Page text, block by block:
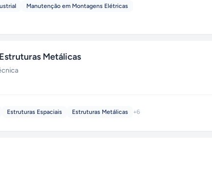
Manutenção em Montagens Elétricas
Metálicas
Estruturas Espaciais Estruturas Metálicas +6